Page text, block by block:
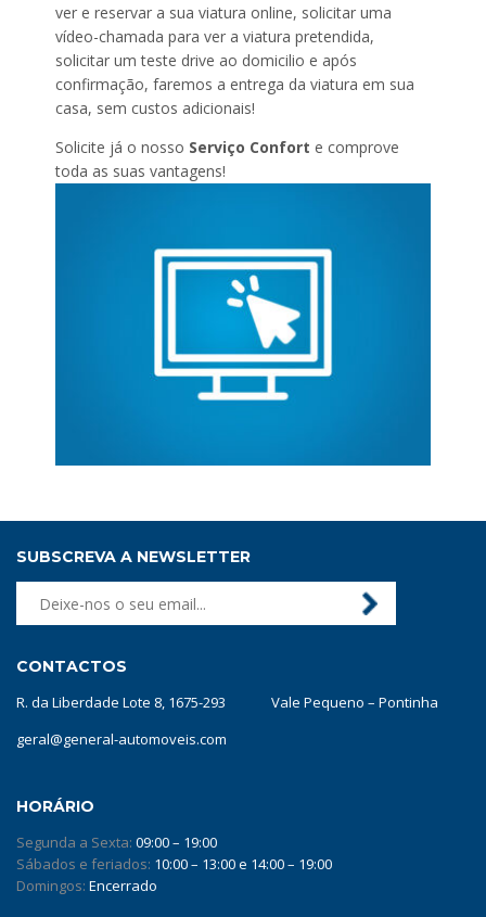
ver e reservar a sua viatura online, solicitar uma
vídeo-chamada para ver a viatura pretendida,
solicitar um teste drive ao domicilio e após
confirmação, faremos a entrega da viatura em sua
casa, sem custos adicionais!
Solicite já o nosso Serviço Confort e comprove
toda as suas vantagens!
SUBSCREVA A NEWSLETTER
CONTACTOS
R. da Liberdade Lote 8, 1675-293 Vale Pequeno – Pontinha
geral@general-automoveis.com
HORÁRIO
Segunda a Sexta: 09:00 – 19:00
Sábados e feriados: 10:00 – 13:00 e 14:00 – 19:00
Domingos: Encerrado